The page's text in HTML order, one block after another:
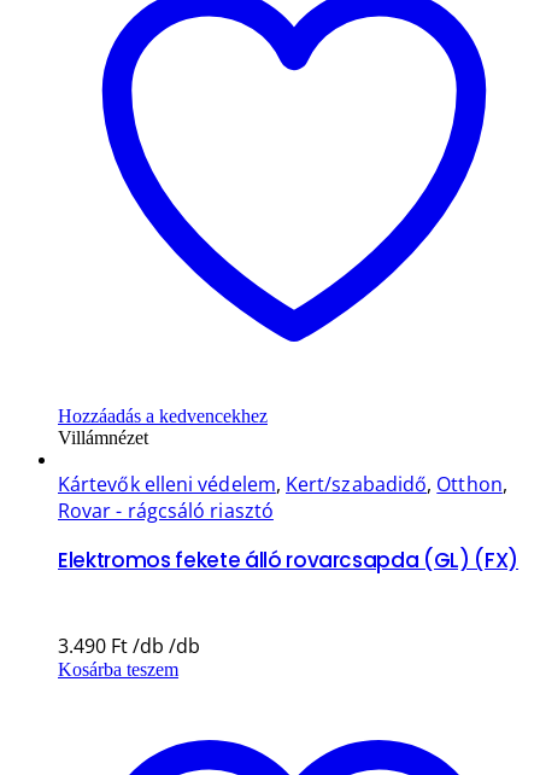
Hozzáadás a kedvencekhez
Villámnézet
Kártevők elleni védelem, Kert/szabadidő, Otthon,
Rovar - rágcsáló riasztó
Elektromos fekete álló rovarcsapda (GL) (FX)
3.490 Ft
Kosárba teszem